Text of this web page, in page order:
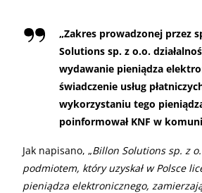
„Zakres prowadzonej przez
Solutions sp. z o.o.
wydawanie pieniądza
świadczenie usług
wykorzystaniu tego
poinformował KNF w
Jak napisano, „Billon Solutions sp. z
podmiotem, który uzyskał w Polsce
pieniądza elektronicznego,